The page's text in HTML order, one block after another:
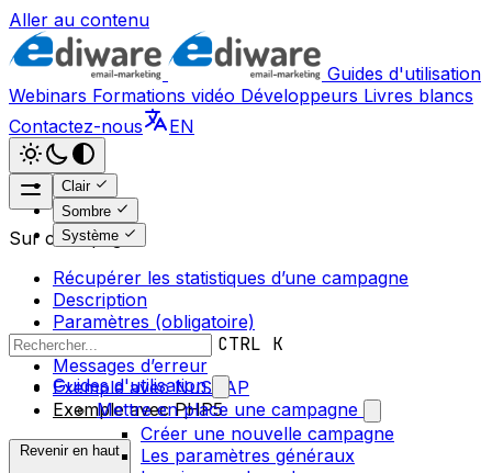
Aller au contenu
Guides d'utilisation
Webinars Formations vidéo Développeurs Livres blancs
Contactez-nous
EN
Clair
Sombre
Système
CTRL K
Guides d'utilisation
Mettre en place une campagne
Créer une nouvelle campagne
Les paramètres généraux
Sur cette page
Récupérer les statistiques d’une campagne
Description
Paramètres (obligatoire)
Retour
Messages d’erreur
Exemple avec NuSOAP
Exemple avec PHP5
Revenir en haut